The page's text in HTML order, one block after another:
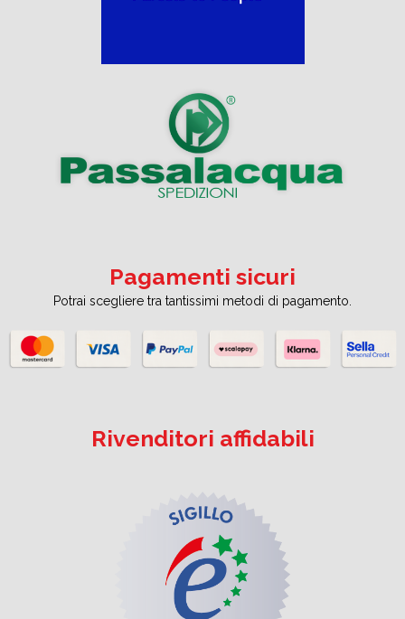
Pagamenti sicuri
Potrai scegliere tra tantissimi metodi di pagamento.
Rivenditori affidabili